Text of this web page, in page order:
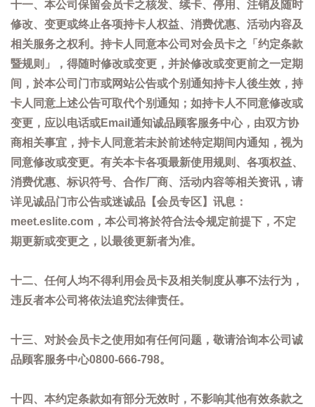
十一、本公司保留会员卡之核发、续卡、停用、注销及随时
修改、变更或终止各项持卡人权益、消费优惠、活动内容及
相关服务之权利。持卡人同意本公司对会员卡之「约定条款
暨规则」，得随时修改或变更，并於修改或变更前之一定期
间，於本公司门市或网站公告或个别通知持卡人後生效，持
卡人同意上述公告可取代个别通知；如持卡人不同意修改或
变更，应以电话或Email通知诚品顾客服务中心，由双方协
商相关事宜，持卡人同意若未於前述特定期间内通知，视为
同意修改或变更。有关本卡各项最新使用规则、各项权益、
消费优惠、标识符号、合作厂商、活动内容等相关资讯，请
详见诚品门市公告或迷诚品【会员专区】讯息：
meet.eslite.com，本公司将於符合法令规定前提下，不定
期更新或变更之，以最後更新者为准。
十二、任何人均不得利用会员卡及相关制度从事不法行为，
违反者本公司将依法追究法律责任。
十三、对於会员卡之使用如有任何问题，敬请洽询本公司诚
品顾客服务中心0800-666-798。
十四、本约定条款如有部分无效时，不影响其他有效条款之